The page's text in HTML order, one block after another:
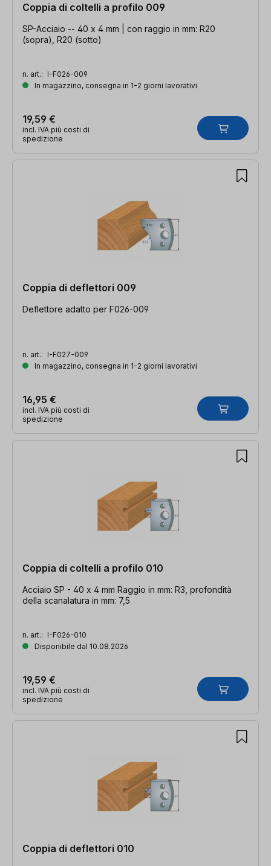
Coppia di coltelli a profilo 009
SP-Acciaio -- 40 x 4 mm | con raggio in mm: R20
(sopra), R20 (sotto)
n. art.: I-F026-009
In magazzino, consegna in 1-2 giorni lavorativi
19,59 €
incl. IVA più costi di
spedizione
Coppia di deflettori 009
Deflettore adatto per F026-009
n. art.: I-F027-009
In magazzino, consegna in 1-2 giorni lavorativi
16,95 €
incl. IVA più costi di
spedizione
Coppia di coltelli a profilo 010
Acciaio SP - 40 x 4 mm Raggio in mm: R3, profondità
della scanalatura in mm: 7,5
n. art.: I-F026-010
Disponibile dal 10.08.2026
19,59 €
incl. IVA più costi di
spedizione
Coppia di deflettori 010